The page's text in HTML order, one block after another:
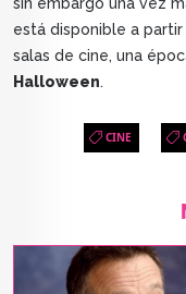
está disponible a
salas de cine, una
Halloween.
CINE